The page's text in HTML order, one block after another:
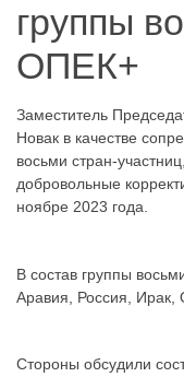
группы
ОПЕК+
Заместитель
Новак в качестве
восьми стран-
добровольные
ноябре 2023 года.
В состав группы
Аравия, Россия, Ирак,
Стороны обсудили